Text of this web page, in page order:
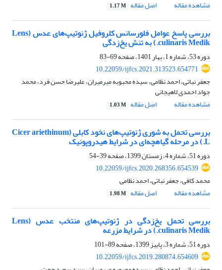
مشاهده مقاله
اصل مقاله 1.17 M
بررسی پاسخ عوامل فلورسانس کلروفیل ژنوتیپ‌های عدس (Lens
culinaris Medik.) به تنش یخ‌زدگی
دوره 53، شماره 1، بهار 1401، صفحه
69-83
10.22059/ijfcs.2021.313523.654771
جعفر نباتی، احمد نظامی، سیده محبوبه میرمیران، علیرضا حسن فرد، محمد
جواد احمدی لاهیجانی
مشاهده مقاله
اصل مقاله 1.03 M
بررسی تحمل به شوری ژنوتیپ‌های نخود کابلی (Cicer ariethinum
L.) در مرحله گیاهچه‌ای در شرایط هیدروپونیک
دوره 51، شماره 4، زمستان 1399، صفحه
39-54
10.22059/ijfcs.2020.268356.654539
محمد کافی، جعفر نباتی، احمد نظامی
مشاهده مقاله
اصل مقاله 1.98 M
بررسی تحمل یخ‌زدگی در ژنوتیپ‌های منتخب عدس (Lens
culinaris Medik.) در شرایط مزرعه
دوره 51، شماره 3، پاییز 1399، صفحه
89-101
10.22059/ijfcs.2019.280874.654609